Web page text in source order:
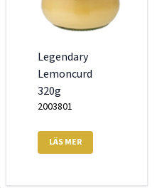
Legendary
Lemoncurd
320g
2003801
LÄS MER